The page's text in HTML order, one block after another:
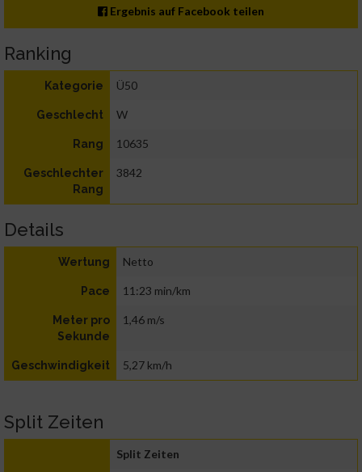
Ergebnis auf Facebook teilen
Ranking
Kategorie Ü50
Geschlecht W
Rang 10635
Geschlechter
Rang
3842
Details
Wertung Netto
Pace 11:23 min/km
Meter pro
Sekunde
1,46 m/s
Geschwindigkeit 5,27 km/h
Split Zeiten
Split Zeiten